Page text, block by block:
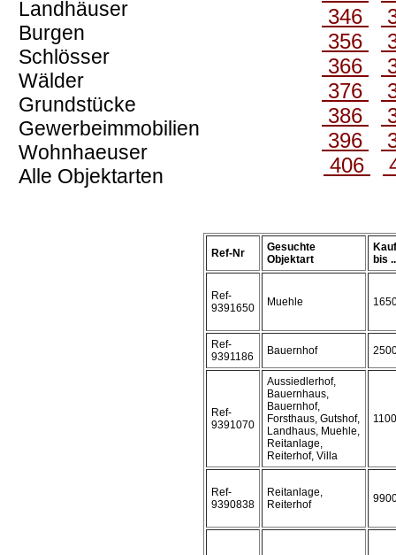
Landhäuser
Burgen
Schlösser
Wälder
Grundstücke
Gewerbeimmobilien
Wohnhaeuser
Alle Objektarten
346
356
366
376
386
396
406
Ref-Nr
Gesuchte
Objektart
bis
Ref-
9391650
Muehle
Ref-
9391186
Bauernhof
Ref-
9391070
Aussiedlerhof,
Bauernhaus,
Bauernhof,
Forsthaus, Gutshof,
Landhaus, Muehle,
Reitanlage,
Reiterhof, Villa
Ref-
9390838
Reitanlage,
Reiterhof